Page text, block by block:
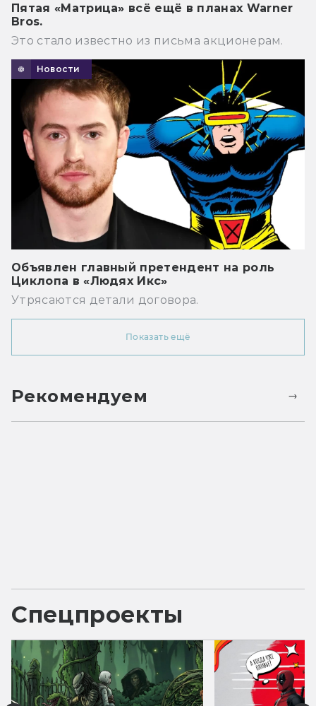
Пятая «Матрица» всё ещё в планах Warner
Bros.
Это стало известно из письма акционерам.
Новости
Объявлен главный претендент на роль
Циклопа в «Людях Икс»
Утрясаются детали договора.
Показать ещё
Рекомендуем
Спецпроекты